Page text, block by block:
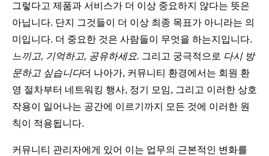
그렇다고 제품과 서비스가 더 이상 중요하지 않다는 뜻은
아닙니다. 단지 그것들이 더 이상 최종 목표가 아니라는 의
미입니다. 더 중요한 것은 사람들이 무엇을 하는지입니다.
느끼고, 기억하고, 공유하세요. 그리고 궁극적으로 다시 방
문하고 싶습니다더 나아가, 커뮤니티 환경에서는 회원 환
영 절차부터 네트워킹 행사, 정기 모임, 그리고 이러한 상호
작용이 일어나는 공간에 이르기까지 모든 것에 이러한 원
칙이 적용됩니다.
커뮤니티 관리자에게 있어 이는 업무의 근본적인 변화를